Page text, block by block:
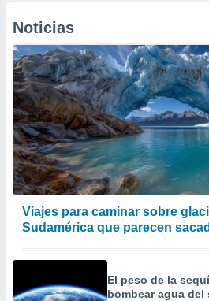
Noticias
Viajes para caminar sobre
Sudamérica que parecen
El peso de la
bombear agua